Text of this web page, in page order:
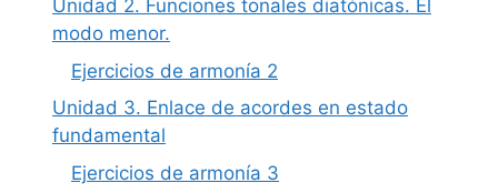
Unidad 2. Funciones tonales diatónicas. El
modo menor.
Ejercicios de armonía 2
Unidad 3. Enlace de acordes en estado
fundamental
Ejercicios de armonía 3